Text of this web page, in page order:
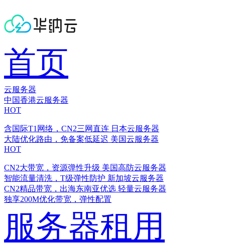
首页
云服务器
中国香港云服务器
HOT
含国际T1网络，CN2三网直连 日本云服务器
大陆优化路由，免备案低延迟 美国云服务器
HOT
CN2大带宽，资源弹性升级 美国高防云服务器
智能流量清洗，T级弹性防护 新加坡云服务器
CN2精品带宽，出海东南亚优选 轻量云服务器
独享200M优化带宽，弹性配置
服务器租用